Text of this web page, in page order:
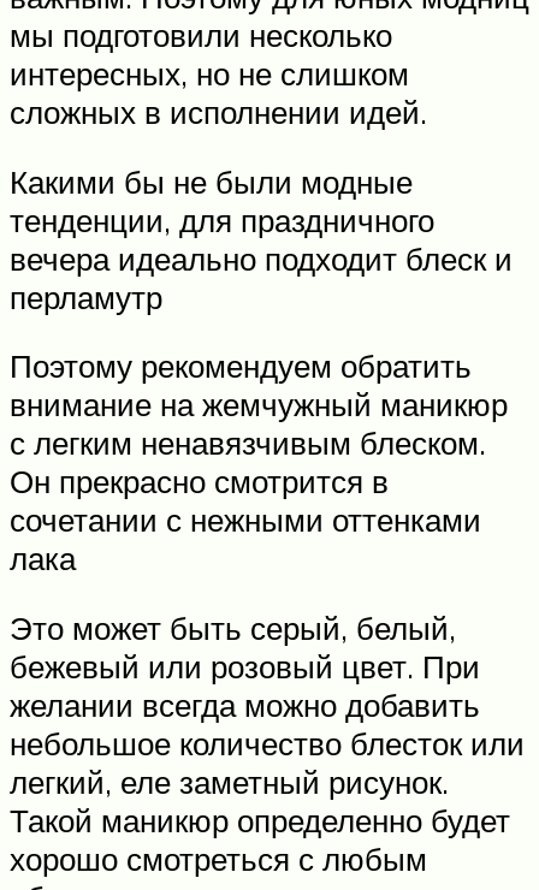
мы подготовили несколько
интересных, но не слишком
сложных в исполнении идей.
Какими бы не были модные
тенденции, для праздничного
вечера идеально подходит блеск и
перламутр
Поэтому рекомендуем обратить
внимание на жемчужный маникюр
с легким ненавязчивым блеском.
Он прекрасно смотрится в
сочетании с нежными оттенками
лака
Это может быть серый, белый,
бежевый или розовый цвет. При
желании всегда можно добавить
небольшое количество блесток или
легкий, еле заметный рисунок.
Такой маникюр определенно будет
хорошо смотреться с любым